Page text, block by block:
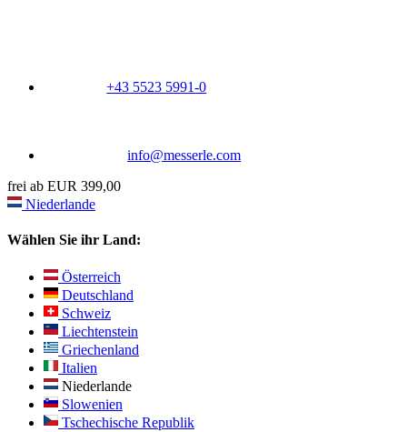
+43 5523 5991-0
info@messerle.com
frei ab EUR 399,00
Niederlande
Wählen Sie ihr Land:
Österreich
Deutschland
Schweiz
Liechtenstein
Griechenland
Italien
Niederlande
Slowenien
Tschechische Republik